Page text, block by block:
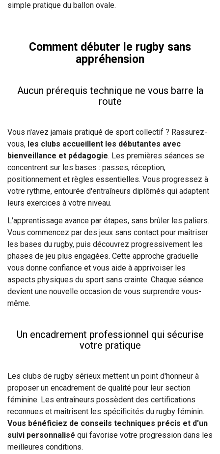
simple pratique du ballon ovale.
Comment débuter le rugby sans
appréhension
Aucun prérequis technique ne vous barre la
route
Vous n'avez jamais pratiqué de sport collectif ? Rassurez-
vous, les clubs accueillent les débutantes avec
bienveillance et pédagogie. Les premières séances se
concentrent sur les bases : passes, réception,
positionnement et règles essentielles. Vous progressez à
votre rythme, entourée d'entraîneurs diplômés qui adaptent
leurs exercices à votre niveau.
L'apprentissage avance par étapes, sans brûler les paliers.
Vous commencez par des jeux sans contact pour maîtriser
les bases du rugby, puis découvrez progressivement les
phases de jeu plus engagées. Cette approche graduelle
vous donne confiance et vous aide à apprivoiser les
aspects physiques du sport sans crainte. Chaque séance
devient une nouvelle occasion de vous surprendre vous-
même.
Un encadrement professionnel qui sécurise
votre pratique
Les clubs de rugby sérieux mettent un point d'honneur à
proposer un encadrement de qualité pour leur section
féminine. Les entraîneurs possèdent des certifications
reconnues et maîtrisent les spécificités du rugby féminin.
Vous bénéficiez de conseils techniques précis et d'un
suivi personnalisé qui favorise votre progression dans les
meilleures conditions.